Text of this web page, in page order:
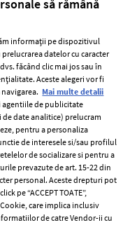
si conditii
de
de cookies
să rămână
informații pe dispozitivul
datelor cu caracter
făcând clic mai jos sau în
Aceste alegeri vor fi
Mai multe detalii
agentiile de publicitate
date analitice) prelucram
pentru a personaliza
de interesele si/sau profilul
de socializare si pentru a
prevazute de art. 15-22 din
personal. Aceste drepturi pot
pe “ACCEPT TOATE”,
care implica inclusiv
de catre Vendor-ii cu